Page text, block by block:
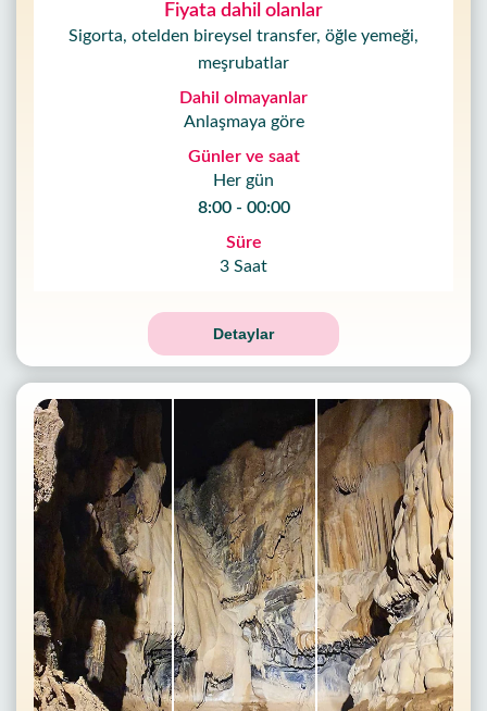
Fiyata dahil olanlar
Sigorta, otelden bireysel transfer, öğle yemeği,
meşrubatlar
Dahil olmayanlar
Anlaşmaya göre
Günler ve saat
Her gün
8:00 - 00:00
Süre
3 Saat
Detaylar